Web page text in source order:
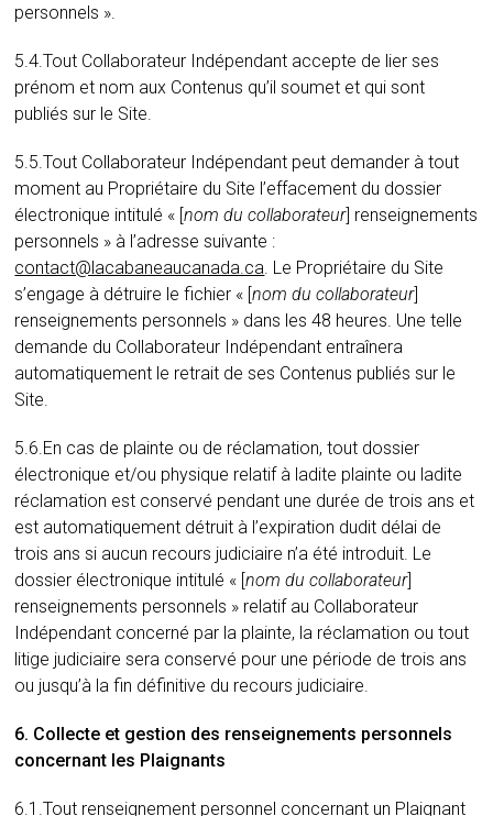
personnels ».
5.4.Tout Collaborateur Indépendant accepte de lier ses
prénom et nom aux Contenus qu’il soumet et qui sont
publiés sur le Site.
5.5.Tout Collaborateur Indépendant peut demander à tout
moment au Propriétaire du Site l’effacement du dossier
électronique intitulé « [nom du collaborateur] renseignements
personnels » à l’adresse suivante :
contact@lacabaneaucanada.ca. Le Propriétaire du Site
s’engage à détruire le fichier « [nom du collaborateur]
renseignements personnels » dans les 48 heures. Une telle
demande du Collaborateur Indépendant entraînera
automatiquement le retrait de ses Contenus publiés sur le
Site.
5.6.En cas de plainte ou de réclamation, tout dossier
électronique et/ou physique relatif à ladite plainte ou ladite
réclamation est conservé pendant une durée de trois ans et
est automatiquement détruit à l’expiration dudit délai de
trois ans si aucun recours judiciaire n’a été introduit. Le
dossier électronique intitulé « [nom du collaborateur]
renseignements personnels » relatif au Collaborateur
Indépendant concerné par la plainte, la réclamation ou tout
litige judiciaire sera conservé pour une période de trois ans
ou jusqu’à la fin définitive du recours judiciaire.
6. Collecte et gestion des renseignements personnels
concernant les Plaignants
6.1.Tout renseignement personnel concernant un Plaignant